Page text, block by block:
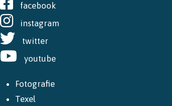
facebook
instagram
twitter
youtube
Fotografie
Texel